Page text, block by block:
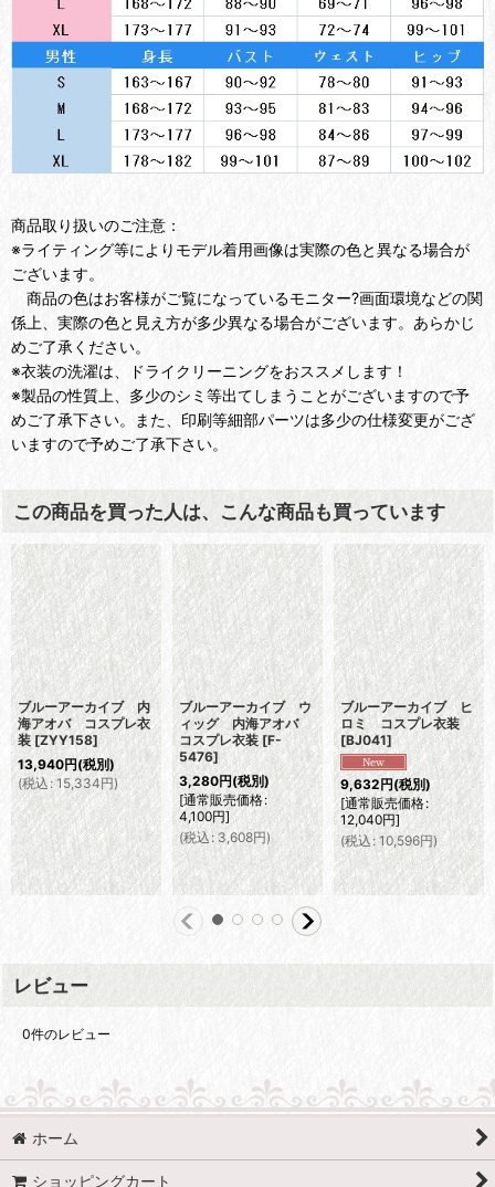
商品取り扱いのご注意：
※ライティング等によりモデル着用画像は実際の色と異なる場合が
ございます。
商品の色はお客様がご覧になっているモニター?画面環境などの関
係上、実際の色と見え方が多少異なる場合がございます。あらかじ
めご了承ください。
※衣装の洗濯は、ドライクリーニングをおススメします！
※製品の性質上、多少のシミ等出てしまうことがございますので予
めご了承下さい。また、印刷等細部パーツは多少の仕様変更がござ
いますので予めご了承下さい。
この商品を買った人は、こんな商品も買っています
ブルーアーカイブ 内
海アオバ コスプレ衣
装 [ZYY158]
13,940円(税別)
(税込 : 15,334円)
ブルーアーカイブ ウ
ィッグ 内海アオバ
コスプレ衣装 [F-
5476]
3,280円(税別)
[通常販売価格:
4,100円]
(税込: 3,608円)
ブルーアーカイブ ヒ
ロミ コスプレ衣装
[BJ041]
9,632円(税別)
[通常販売価格:
12,040円]
(税込: 10,596円)
レビュー
0件のレビュー
ホーム
ショッピングカート